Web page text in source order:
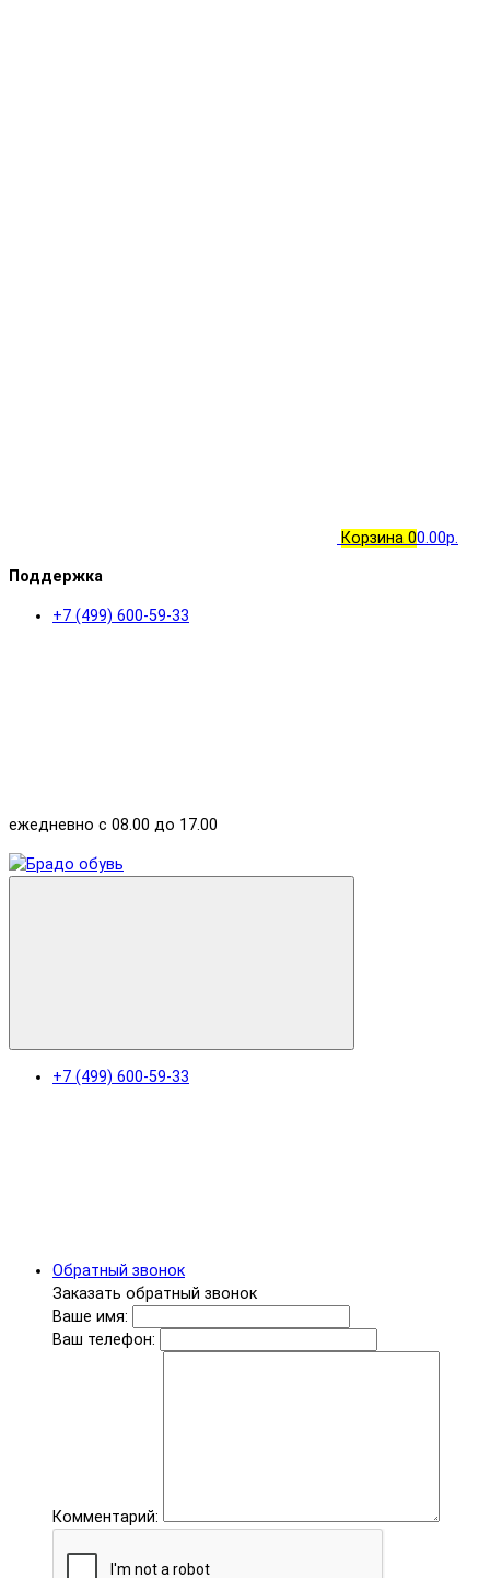
Корзина 00.00р.
Поддержка
+7 (499) 600-59-33
ежедневно с 08.00 до 17.00
+7 (499) 600-59-33
Обратный звонок
Заказать обратный звонок
Ваше имя:
Ваш телефон:
Комментарий: